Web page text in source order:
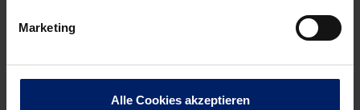
Marketing
Alle Cookies akzeptieren